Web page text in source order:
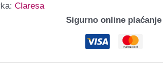
Claresa
Sigurno online plaćanje